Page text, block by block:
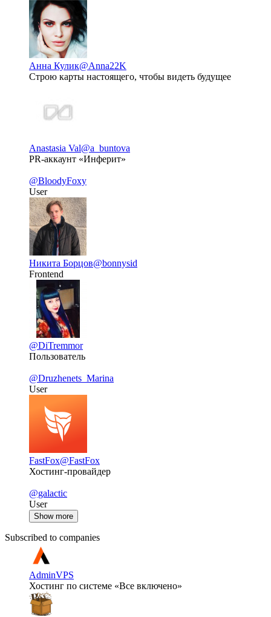
Анна Кулик@Anna22K
Строю карты настоящего, чтобы видеть будущее
Anastasia Val@a_buntova
PR-аккаунт «Инферит»
@BloodyFoxy
User
Никита Борцов@bonnysid
Frontend
@DiTremmor
Пользователь
@Druzhenets_Marina
User
FastFox@FastFox
Хостинг-провайдер
@galactic
User
Show more
Subscribed to companies
AdminVPS
Хостинг по системе «Все включено»